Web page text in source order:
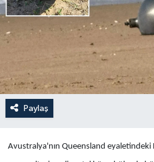
Paylaş
Avustralya'nın Queensland eyaletindeki
Dünya